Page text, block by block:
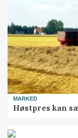
MARKED
Høstpres kan